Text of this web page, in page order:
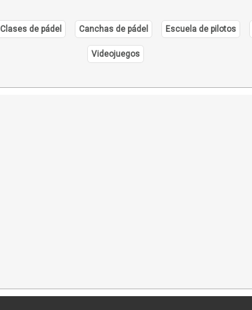
Clases de pádel Canchas de pádel Escuela de pilotos
Videojuegos